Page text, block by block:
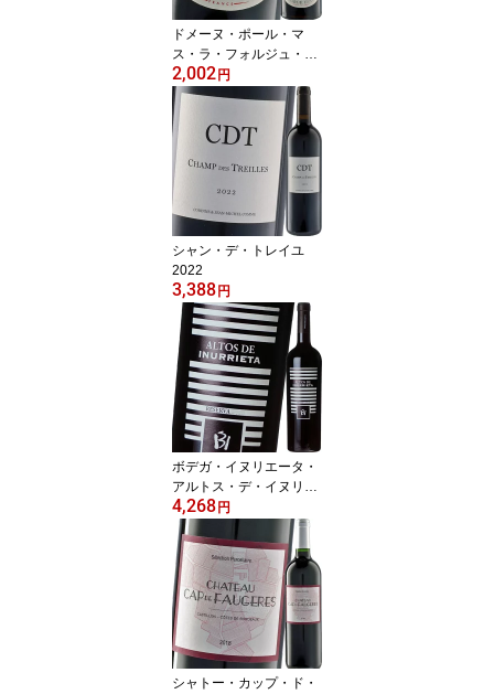
ドメーヌ・ポール・マ
ス・ラ・フォルジュ・エ
ステイト ピノ・ノワール
2024
2,002 円
シャン・デ・トレイユ
2022
3,388 円
ボデガ・イヌリエータ・
アルトス・デ・イヌリエ
ータ・レセルバ 2020
4,268 円
シャトー・カップ・ド・